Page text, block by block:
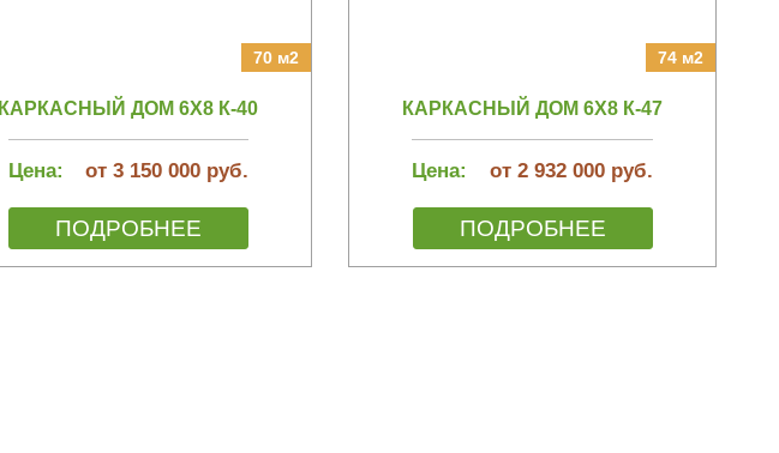
70 м2
КАРКАСНЫЙ ДОМ 6Х8 К-40
Цена: от 3 150 000 руб.
ПОДРОБНЕЕ
74 м2
КАРКАСНЫЙ ДОМ 6Х8 К-47
Цена: от 2 932 000 руб.
ПОДРОБНЕЕ